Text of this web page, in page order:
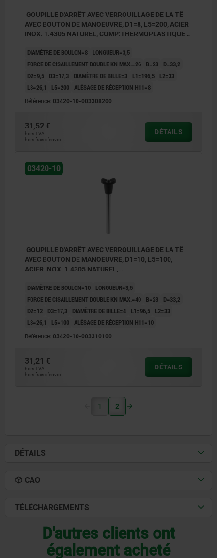
GOUPILLE D'ARRÊT AVEC VERROUILLAGE DE LA TÊ
AVEC BOUTON DE MANOEUVRE, D1=8, L5=200, ACIER
INOX. 1.4305 NATUREL, COMP:THERMOPLASTIQUE
DIAMÈTRE DE BOULON=8
LONGUEUR=3,5
FORCE DE CISAILLEMENT DOUBLE KN MAX.=26
B=23
D=33,2
D2=9,5
D3=17,3 DIAMÈTRE DE BILLE=3 L1=196,5
L2=33
L3=26,1
L5=200 ALÉSAGE DE RÉCEPTION H11=8
Référence: 03420-10-003308200
31,52 €
hors TVA
hors frais d’envoi
DÉTAILS
03420-10
GOUPILLE D'ARRÊT AVEC VERROUILLAGE DE LA TÊ
AVEC BOUTON DE MANOEUVRE, D1=10, L5=100,
ACIER INOX. 1.4305 NATUREL,
DIAMÈTRE DE BOULON=10
LONGUEUR=3,5
FORCE DE CISAILLEMENT DOUBLE KN MAX.=40
B=23
D=33,2
D2=12
D3=17,3 DIAMÈTRE DE BILLE=4 L1=96,5
L2=33
L3=26,1
L5=100 ALÉSAGE DE RÉCEPTION H11=10
Référence: 03420-10-003310100
31,21 €
hors TVA
hors frais d’envoi
DÉTAILS
1 2
DÉTAILS
CAO
TÉLÉCHARGEMENTS
D'autres clients ont
également acheté